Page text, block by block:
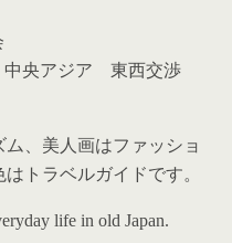
央アジア 東西交渉
、美人画はファッショ
トラベルガイドです。
life in old Japan.